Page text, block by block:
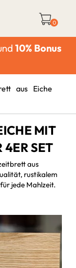
0
10% Bonus
aus Eiche
MIT
4ER SET
aus
rustikalem
jede Mahlzeit.